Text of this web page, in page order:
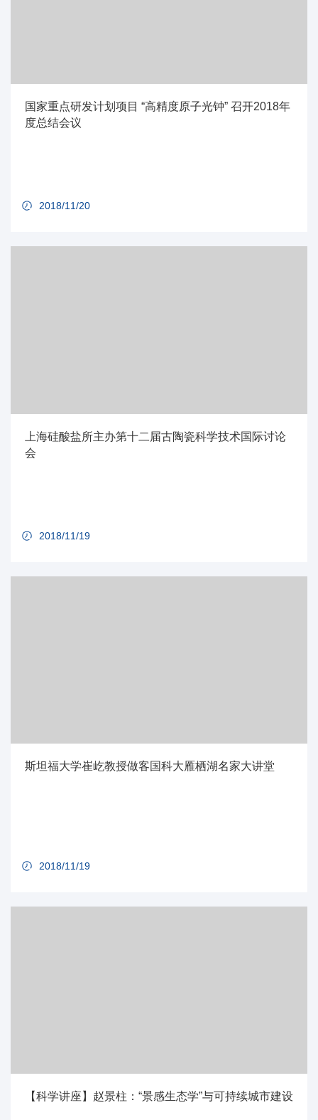
国家重点研发计划项目 “高精度原子光钟” 召开2018年
度总结会议
2018/11/20
上海硅酸盐所主办第十二届古陶瓷科学技术国际讨论
会
2018/11/19
斯坦福大学崔屹教授做客国科大雁栖湖名家大讲堂
2018/11/19
【科学讲座】赵景柱：“景感生态学”与可持续城市建设